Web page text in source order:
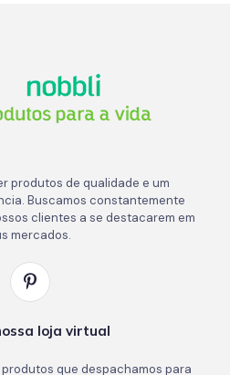
produtos de qualidade e um
Buscamos constantemente
clientes a se destacarem em
mercados.
loja virtual
que despachamos para